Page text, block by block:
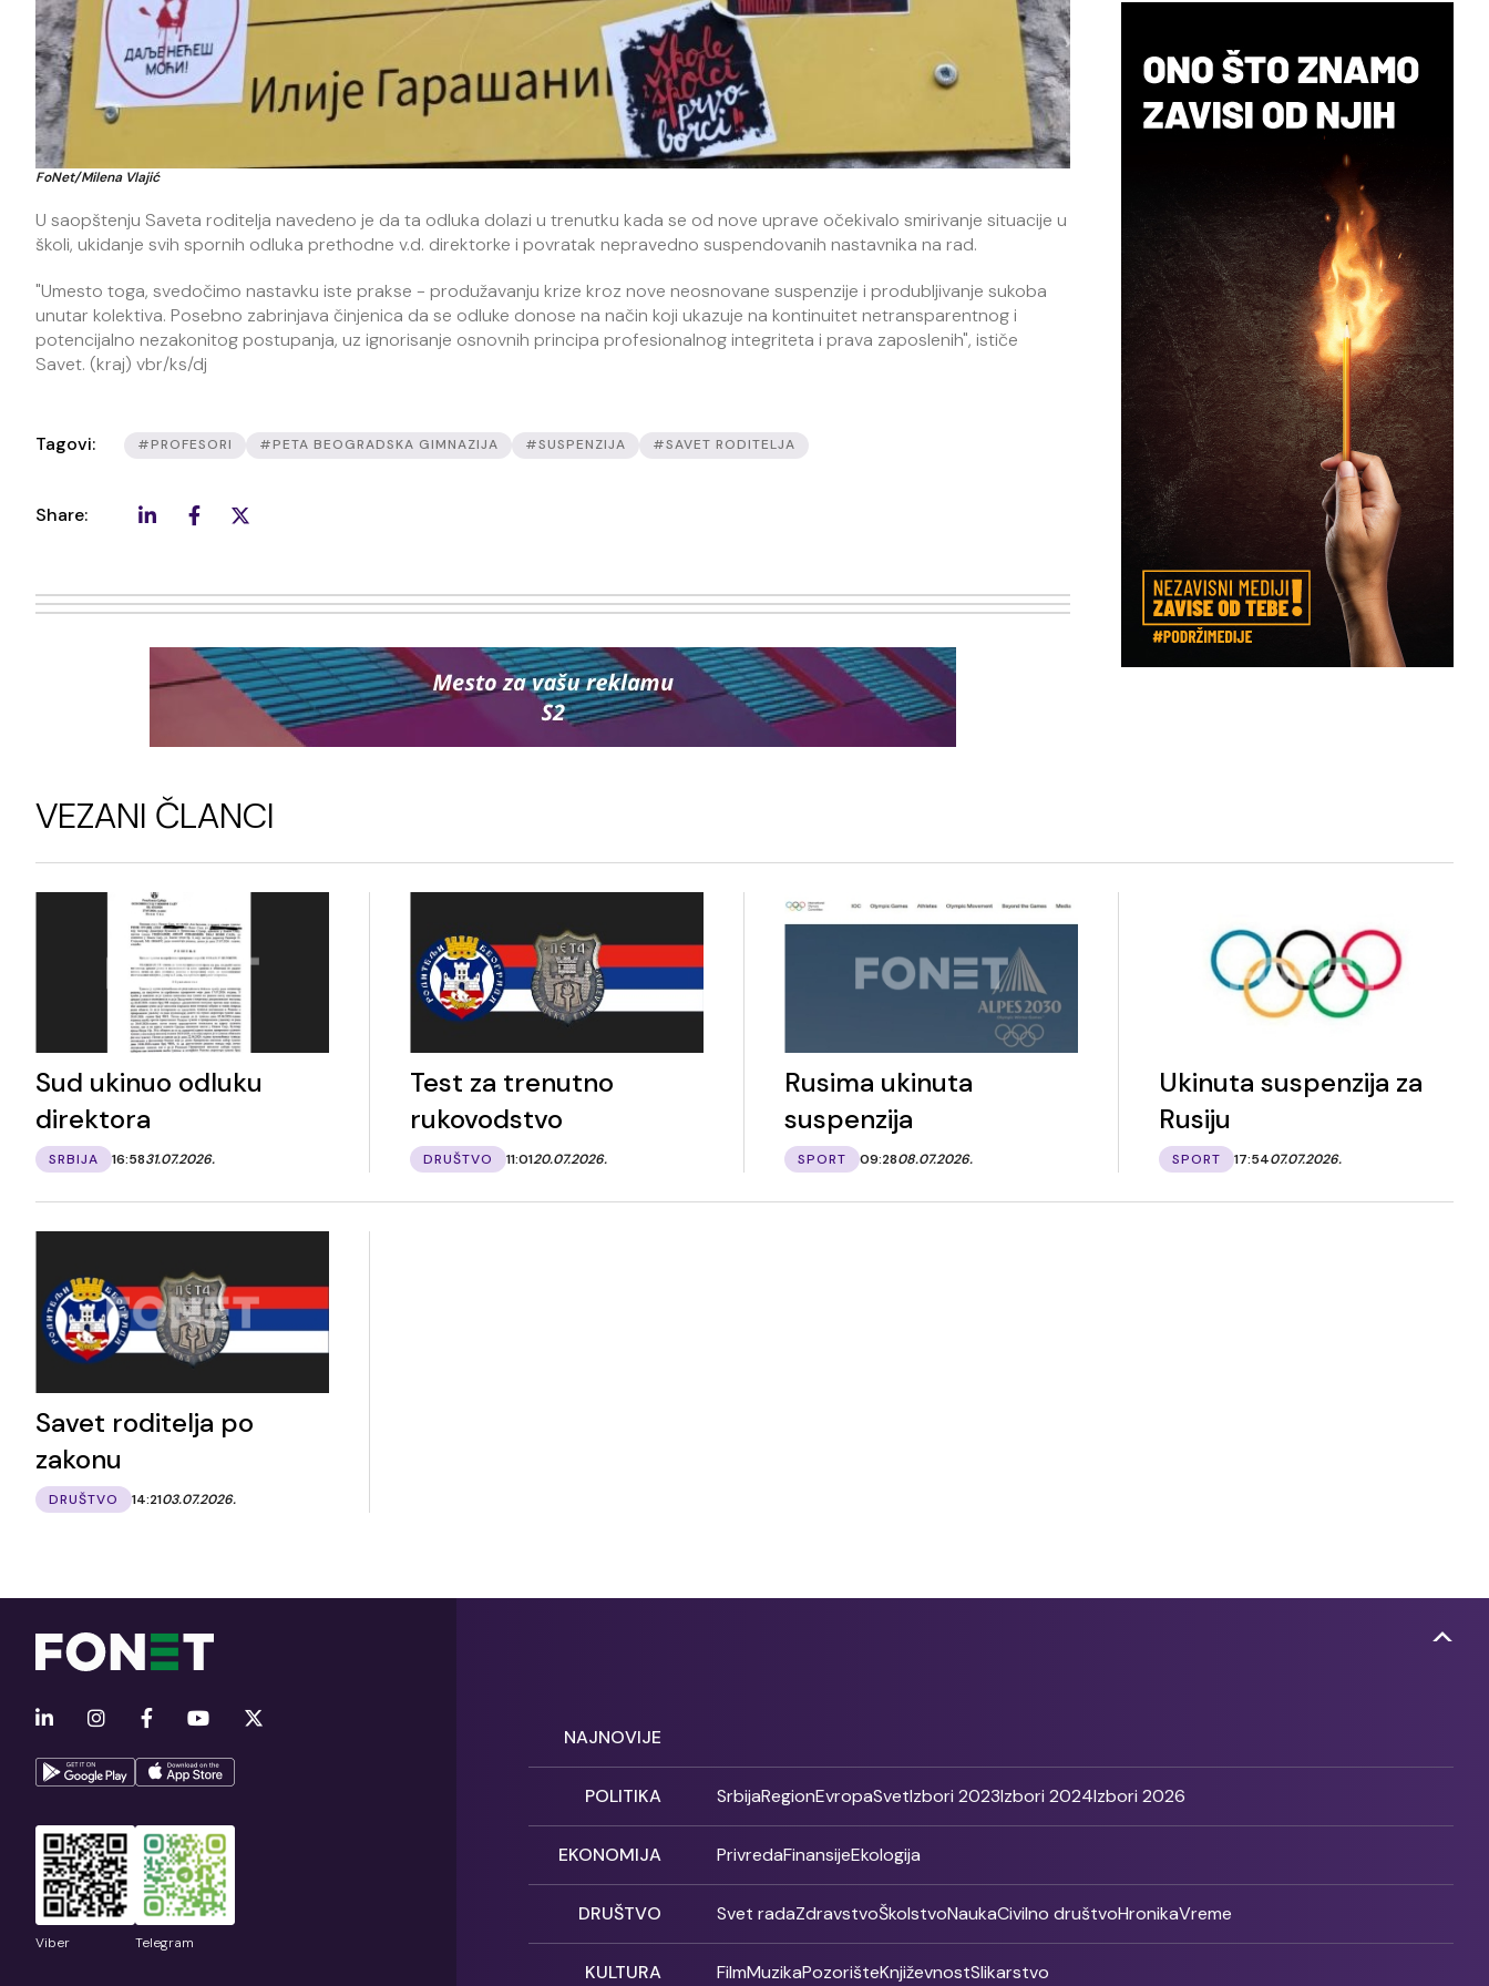
FoNet/Milena Vlajić
U saopštenju Saveta roditelja navedeno je da ta odluka dolazi u trenutku kada se od nove uprave očekivalo smirivanje situacije u
školi, ukidanje svih spornih odluka prethodne v.d. direktorke i povratak nepravedno suspendovanih nastavnika na rad.
"Umesto toga, svedočimo nastavku iste prakse - produžavanju krize kroz nove neosnovane suspenzije i produbljivanje sukoba
unutar kolektiva. Posebno zabrinjava činjenica da se odluke donose na način koji ukazuje na kontinuitet netransparentnog i
potencijalno nezakonitog postupanja, uz ignorisanje osnovnih principa profesionalnog integriteta i prava zaposlenih", ističe
Savet. (kraj) vbr/ks/dj
Tagovi: #PROFESORI #PETA BEOGRADSKA GIMNAZIJA #SUSPENZIJA #SAVET RODITELJA
Share:
VEZANI ČLANCI
Sud ukinuo odluku
direktora
SRBIJA 16:5831.07.2026.
Test za trenutno
rukovodstvo
DRUŠTVO 11:0120.07.2026.
Rusima ukinuta
suspenzija
SPORT 09:2808.07.2026.
Ukinuta suspenzija za
Rusiju
SPORT 17:5407.07.2026.
Savet roditelja po
zakonu
DRUŠTVO 14:2103.07.2026.
Viber Telegram
NAJNOVIJE
POLITIKA SrbijaRegionEvropaSvetIzbori 2023Izbori 2024Izbori 2026
EKONOMIJA PrivredaFinansijeEkologija
DRUŠTVO Svet radaZdravstvoŠkolstvoNaukaCivilno društvoHronikaVreme
KULTURA FilmMuzikaPozorišteKnjiževnostSlikarstvo